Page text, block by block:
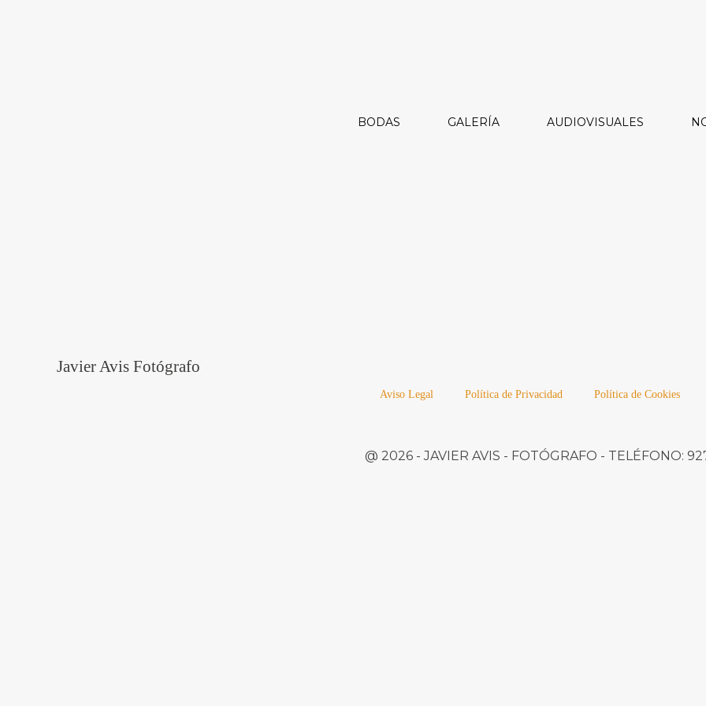
BODAS GALERÍA AUDIOVISUALES
Javier Avis Fotógrafo
Aviso Legal Política de Privacidad Política de Cookies
@ 2026 -JAVIER AVIS - FOTÓGRAFO - TELÉFONO: